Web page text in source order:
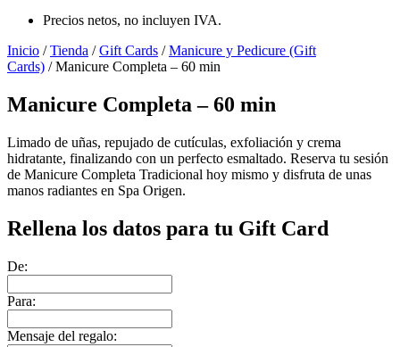
Precios netos, no incluyen IVA.
Inicio /Tienda /Gift Cards /Manicure y Pedicure (Gift
Cards) / Manicure Completa – 60 min
Manicure Completa – 60 min
Limado de uñas, repujado de cutículas, exfoliación y crema
hidratante, finalizando con un perfecto esmaltado. Reserva tu sesión
de Manicure Completa Tradicional hoy mismo y disfruta de unas
manos radiantes en Spa Origen.
Rellena los datos para tu Gift Card
De:
Para:
Mensaje del regalo: